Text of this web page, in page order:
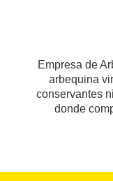
Empresa de
arbequina
conservantes
donde